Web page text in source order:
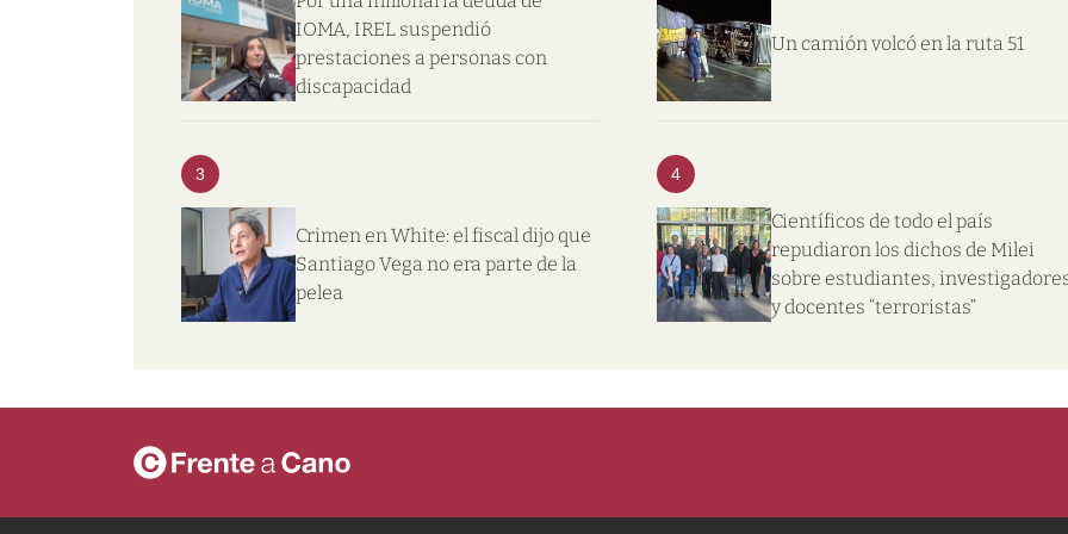
IOMA, IREL suspendió
prestaciones a personas con
discapacidad
Un camión volcó en la ruta 51
3
Crimen en White: el fiscal dijo que
Santiago Vega no era parte de la
pelea
4
Científicos de todo el país
repudiaron los dichos de Milei
sobre estudiantes,
y docentes “terroristas”